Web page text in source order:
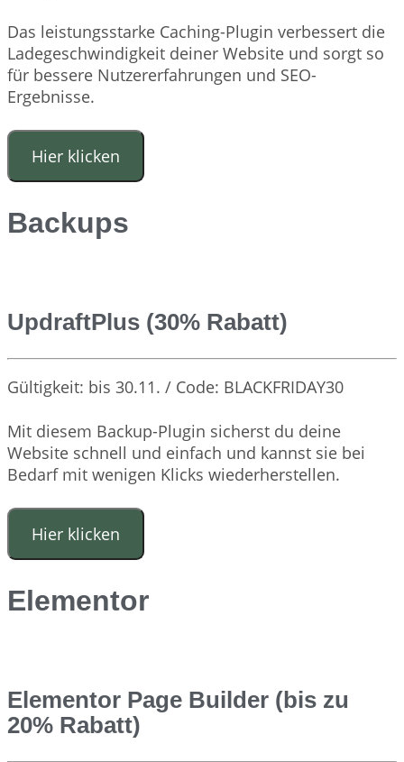
Das leistungsstarke Caching-Plugin verbessert die
Ladegeschwindigkeit deiner Website und sorgt so
für bessere Nutzererfahrungen und SEO-
Ergebnisse.
Hier klicken
Backups
UpdraftPlus (30% Rabatt)
Gültigkeit: bis 30.11. / Code: BLACKFRIDAY30
Mit diesem Backup-Plugin sicherst du deine
Website schnell und einfach und kannst sie bei
Bedarf mit wenigen Klicks wiederherstellen.
Hier klicken
Elementor
Elementor Page Builder (bis zu
20% Rabatt)